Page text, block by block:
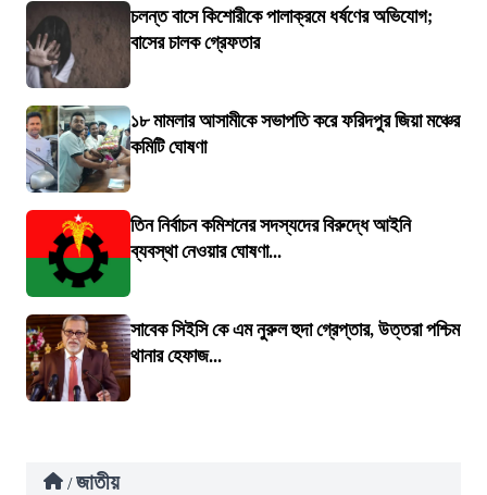
চলন্ত বাসে কিশোরীকে পালাক্রমে ধর্ষণের অভিযোগ;
বাসের চালক গ্রেফতার
১৮ মামলার আসামীকে সভাপতি করে ফরিদপুর জিয়া মঞ্চের
কমিটি ঘোষণা
তিন নির্বাচন কমিশনের সদস্যদের বিরুদ্ধে আইনি
ব্যবস্থা নেওয়ার ঘোষণা...
সাবেক সিইসি কে এম নুরুল হুদা গ্রেপ্তার, উত্তরা পশ্চিম
থানার হেফাজ...
/ জাতীয়